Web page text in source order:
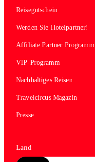
Reisegutschein
Werden Sie Hotelpartner!
Affiliate Partner Programm
VIP-Programm
Nachhaltiges Reisen
Travelcircus Magazin
Presse
Land